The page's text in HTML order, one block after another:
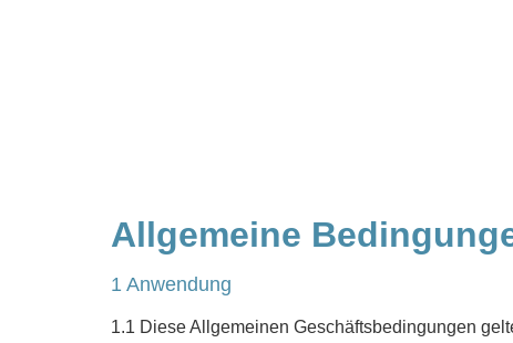
Allgemeine
1 Anwendung
1.1 Diese Allgemeinen Geschäftsbedingungen